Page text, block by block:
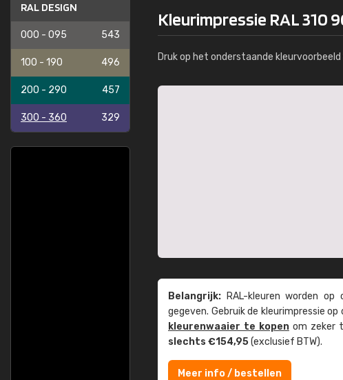
RAL DESIGN
000 - 095 543
100 - 190 496
200 - 290 457
300 - 360 329
Kleurimpressie RAL 310
Druk op het onderstaande
Belangrijk: RAL-kleuren worden
gegeven. Gebruik de kleur­impressie
kleuren­waaier te kopenom zeker
slechts €154,95(exclusief BTW).
Meer info / bestellen